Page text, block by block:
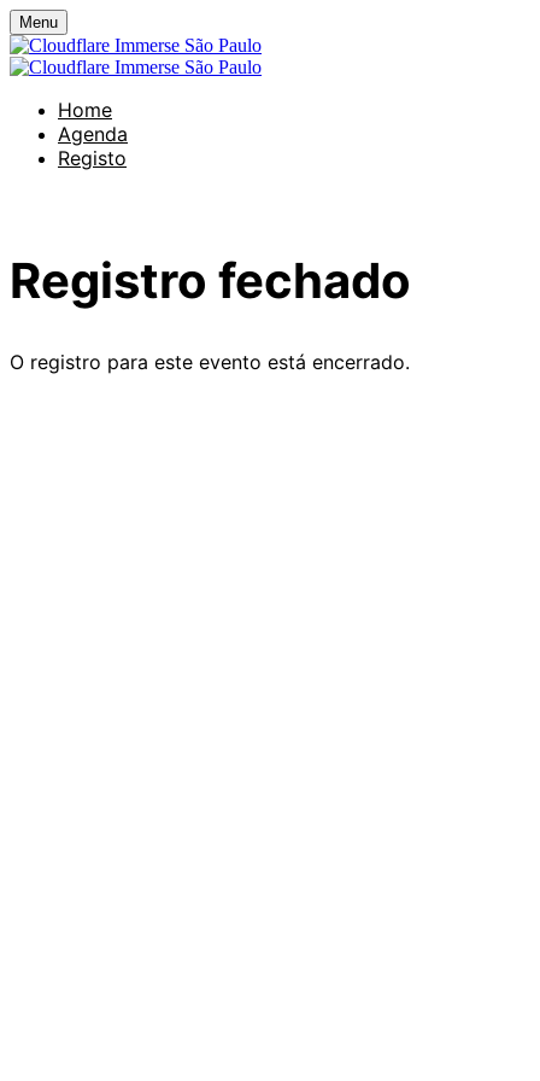
Menu
Home
Agenda
Registo
Registro fechado
O registro para este evento está encerrado.